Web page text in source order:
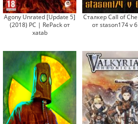
Agony Unrated [Update 5]
(2018) PC | RePack от
xatab
Сталкер Call of
от stason174 v